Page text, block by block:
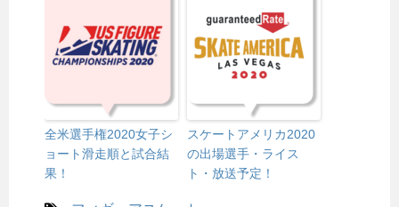
全米選手権2020女子シ
ョート滑走順と試合結
果！
スケートアメリカ2020
の出場選手・ライス
ト・放送予定！